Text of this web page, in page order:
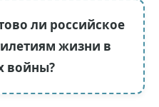
ли российское
жизни в
войны?